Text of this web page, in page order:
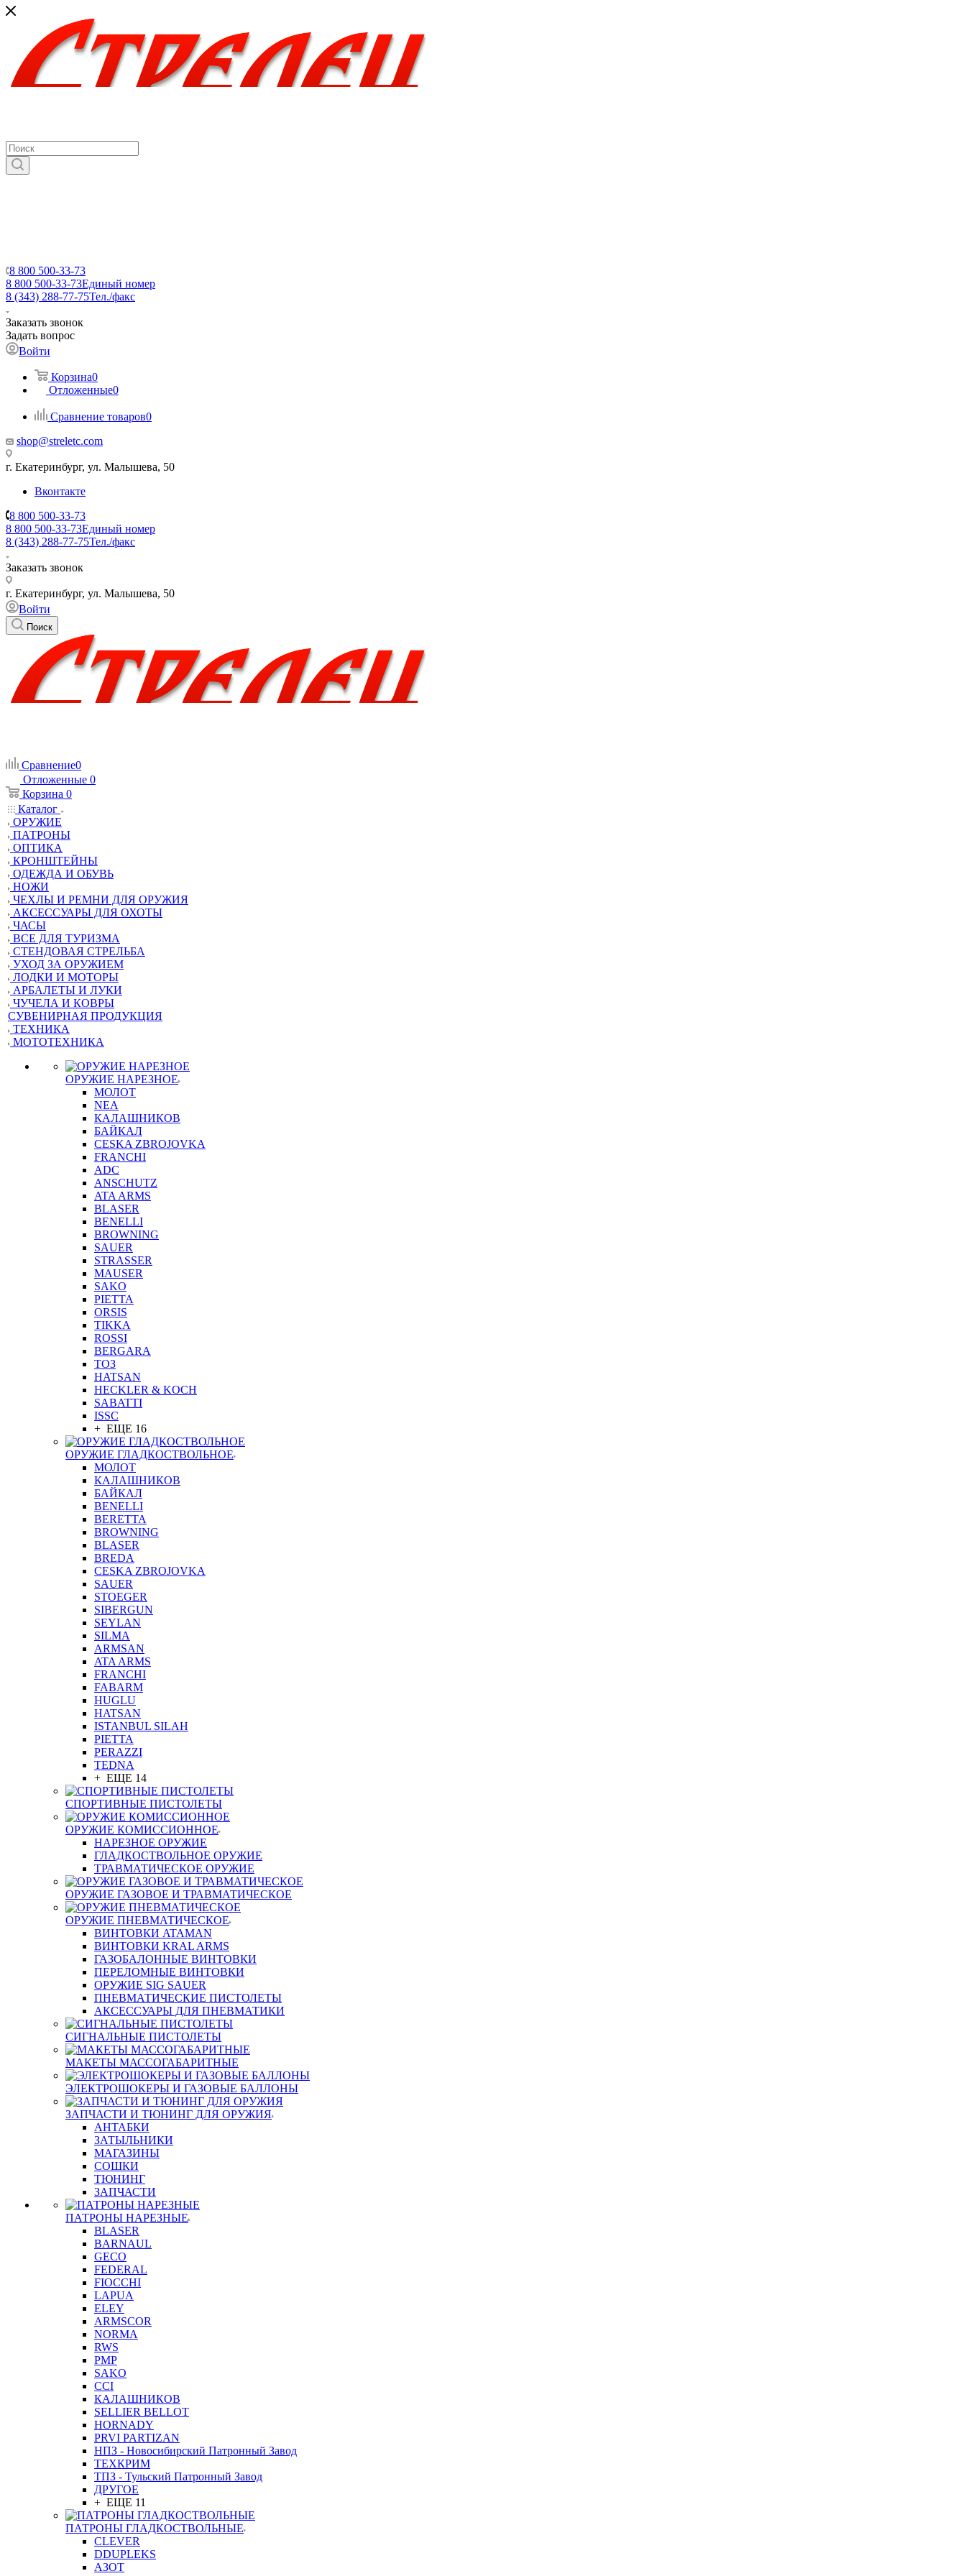
8 800 500-33-73
8 800 500-33-73Единый номер
8 (343) 288-77-75Тел./факс
Заказать звонок
Задать вопрос
Войти
Корзина0
Отложенные0
Сравнение товаров0
shop@streletc.com
г. Екатеринбург, ул. Малышева, 50
Вконтакте
8 800 500-33-73
8 800 500-33-73Единый номер
8 (343) 288-77-75Тел./факс
Заказать звонок
г. Екатеринбург, ул. Малышева, 50
Войти
Поиск
Сравнение0
Отложенные 0
Корзина 0
Каталог
ОРУЖИЕ
ПАТРОНЫ
ОПТИКА
КРОНШТЕЙНЫ
ОДЕЖДА И ОБУВЬ
НОЖИ
ЧЕХЛЫ И РЕМНИ ДЛЯ ОРУЖИЯ
АКСЕССУАРЫ ДЛЯ ОХОТЫ
ЧАСЫ
ВСЕ ДЛЯ ТУРИЗМА
СТЕНДОВАЯ СТРЕЛЬБА
УХОД ЗА ОРУЖИЕМ
ЛОДКИ И МОТОРЫ
АРБАЛЕТЫ И ЛУКИ
ЧУЧЕЛА И КОВРЫ
СУВЕНИРНАЯ ПРОДУКЦИЯ
ТЕХНИКА
МОТОТЕХНИКА
ОРУЖИЕ НАРЕЗНОЕ
МОЛОТ
NEA
КАЛАШНИКОВ
БАЙКАЛ
CESKA ZBROJOVKA
FRANCHI
ADC
ANSCHUTZ
ATA ARMS
BLASER
BENELLI
BROWNING
SAUER
STRASSER
MAUSER
SAKO
PIETTA
ORSIS
TIKKA
ROSSI
BERGARA
ТОЗ
HATSAN
HECKLER & KOCH
SABATTI
ISSC
+ ЕЩЕ 16
ОРУЖИЕ ГЛАДКОСТВОЛЬНОЕ
МОЛОТ
КАЛАШНИКОВ
БАЙКАЛ
BENELLI
BERETTA
BROWNING
BLASER
BREDA
CESKA ZBROJOVKA
SAUER
STOEGER
SIBERGUN
SEYLAN
SILMA
ARMSAN
ATA ARMS
FRANCHI
FABARM
HUGLU
HATSAN
ISTANBUL SILAH
PIETTA
PERAZZI
TEDNA
+ ЕЩЕ 14
СПОРТИВНЫЕ ПИСТОЛЕТЫ
ОРУЖИЕ КОМИССИОННОЕ
НАРЕЗНОЕ ОРУЖИЕ
ГЛАДКОСТВОЛЬНОЕ ОРУЖИЕ
ТРАВМАТИЧЕСКОЕ ОРУЖИЕ
ОРУЖИЕ ГАЗОВОЕ И ТРАВМАТИЧЕСКОЕ
ОРУЖИЕ ПНЕВМАТИЧЕСКОЕ
ВИНТОВКИ ATAMAN
ВИНТОВКИ KRAL ARMS
ГАЗОБАЛОННЫЕ ВИНТОВКИ
ПЕРЕЛОМНЫЕ ВИНТОВКИ
ОРУЖИЕ SIG SAUER
ПНЕВМАТИЧЕСКИЕ ПИСТОЛЕТЫ
АКСЕССУАРЫ ДЛЯ ПНЕВМАТИКИ
СИГНАЛЬНЫЕ ПИСТОЛЕТЫ
МАКЕТЫ МАССОГАБАРИТНЫЕ
ЭЛЕКТРОШОКЕРЫ И ГАЗОВЫЕ БАЛЛОНЫ
ЗАПЧАСТИ И ТЮНИНГ ДЛЯ ОРУЖИЯ
АНТАБКИ
ЗАТЫЛЬНИКИ
МАГАЗИНЫ
СОШКИ
ТЮНИНГ
ЗАПЧАСТИ
ПАТРОНЫ НАРЕЗНЫЕ
BLASER
BARNAUL
GEСO
FEDERAL
FIOCCHI
LAPUA
ELEY
ARMSCOR
NORMA
RWS
PMP
SAKO
CCI
КАЛАШНИКОВ
SELLIER BELLOT
HORNADY
PRVI PARTIZAN
НПЗ - Новосибирский Патронный Завод
ТЕХКРИМ
ТПЗ - Тульский Патронный Завод
ДРУГОЕ
+ ЕЩЕ 11
ПАТРОНЫ ГЛАДКОСТВОЛЬНЫЕ
CLEVER
DDUPLEKS
АЗОТ